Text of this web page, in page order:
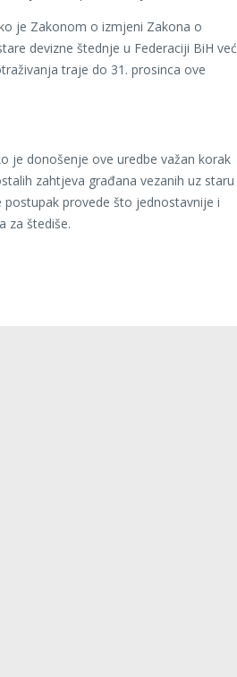
je Zakonom o izmjeni Zakona o
devizne štednje u Federaciji BiH već
traje do 31. prosinca ove
je donošenje ove uredbe važan korak
zahtjeva građana vezanih uz staru
provede što jednostavnije i
za štediše.